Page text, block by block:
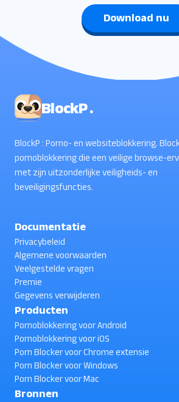
Download nu
BlockP .
BlockP : Porno- en websiteblokkering.
pornoblokkering die een veilige browse-
met zijn uitzonderlijke veiligheids- en
beveiligingsfuncties.
Documentatie
Privacybeleid
Algemene voorwaarden
Veelgestelde vragen
Premie
Gegevens verwijderen
Producten
Pornoblokkering voor Android
Pornoblokkering voor iOS
Porn Blocker voor Chrome extensie
Porn Blocker voor Windows
Porn Blocker voor Mac
Bronnen